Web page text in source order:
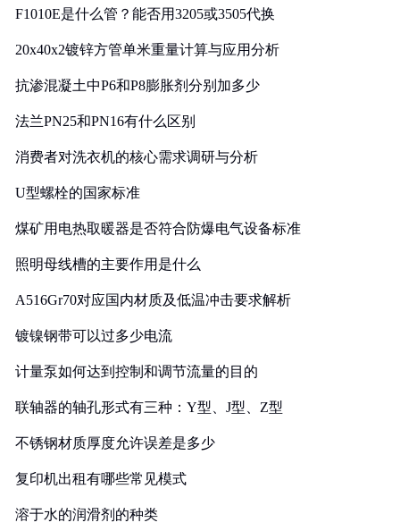
F1010E是什么管？能否用3205或3505代换
20x40x2镀锌方管单米重量计算与应用分析
抗渗混凝土中P6和P8膨胀剂分别加多少
法兰PN25和PN16有什么区别
消费者对洗衣机的核心需求调研与分析
U型螺栓的国家标准
煤矿用电热取暖器是否符合防爆电气设备标准
照明母线槽的主要作用是什么
A516Gr70对应国内材质及低温冲击要求解析
镀镍钢带可以过多少电流
计量泵如何达到控制和调节流量的目的
联轴器的轴孔形式有三种：Y型、J型、Z型
不锈钢材质厚度允许误差是多少
复印机出租有哪些常见模式
溶于水的润滑剂的种类